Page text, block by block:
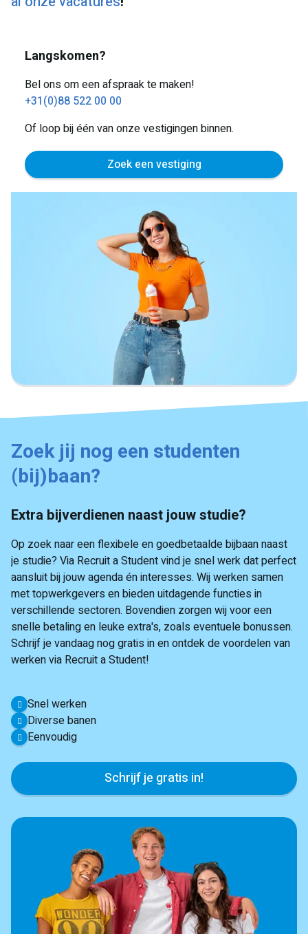
Langskomen?
Bel ons om een afspraak te maken!
+31(0)88 522 00 00
Of loop bij één van onze vestigingen binnen.
Zoek een vestiging
Zoek jij nog een studenten
(bij)baan?
Extra bijverdienen naast jouw studie?
Op zoek naar een flexibele en goedbetaalde bijbaan naast
je studie? Via Recruit a Student vind je snel werk dat perfect
aansluit bij jouw agenda én interesses. Wij werken samen
met topwerkgevers en bieden uitdagende functies in
verschillende sectoren. Bovendien zorgen wij voor een
snelle betaling en leuke extra's, zoals eventuele bonussen.
Schrijf je vandaag nog gratis in en ontdek de voordelen van
werken via Recruit a Student!
Snel werken
Diverse banen
Eenvoudig
Schrijf je gratis in!